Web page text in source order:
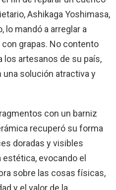
Ashikaga Yoshimasa,
lo mandó a arreglar a
con grapas. No contento
los artesanos de su país,
solución atractiva y
con un barniz
recuperó su forma
doradas y visibles
evocando el
sobre las cosas físicas,
y el valor de la